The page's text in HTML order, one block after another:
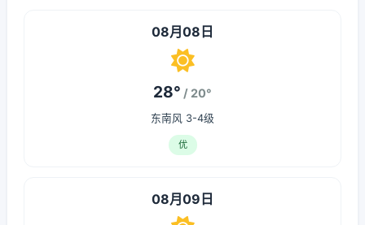
08月08日
28° / 20°
东南风 3-4级
优
08月09日